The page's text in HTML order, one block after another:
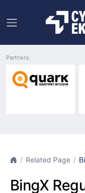
Partners:
Related Page
BingX